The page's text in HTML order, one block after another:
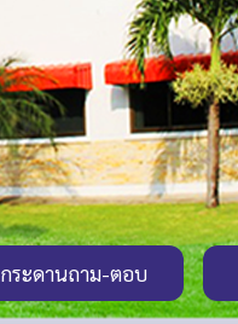
กระดานถาม-ตอบ